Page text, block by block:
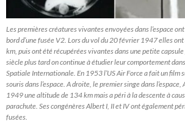
Les premières créatures vivantes envoyées dans l’espace
bord d’une fusée V2. Lors du vol du 20 février 1947 elles
km, puis ont été récupérées vivantes dans une petite
siècle plus tard on continue à étudier leur comportement
Spatiale Internationale. En 1953 l’US Air Force a fait un film
souris dans l’espace. A droite, le premier singe dans
1949 une altitude de 134 km mais a péri à la descente à
parachute. Ses congénères Albert I, II et IV ont également
fusées.